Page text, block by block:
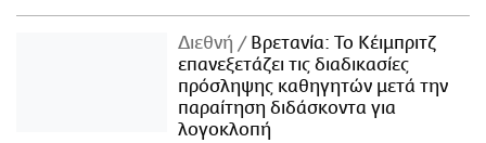
Διεθνή
Βρετανία: Το Κέιμπριτζ
επανεξετάζει τις διαδικασίες
πρόσληψης καθηγητών μετά την
παραίτηση διδάσκοντα για
λογοκλοπή